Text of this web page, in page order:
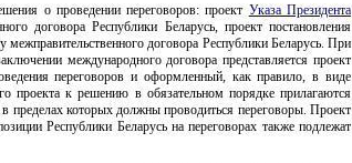
о проведении переговоров: проект Указа Президента
договора Республики Беларусь, проект постановления
межправительственного договора Республики Беларусь. При
международного договора представляется проект
переговоров и оформленный, как правило, в виде
проекта к решению в обязательном порядке прилагаются
пределах которых должны проводиться переговоры. Проект
Республики Беларусь на переговорах также подлежат